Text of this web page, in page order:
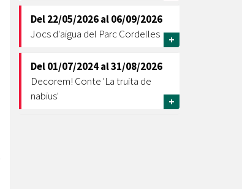
Del22/05/2026al06/09/2026
Jocs d'aigua del Parc Cordelles
+
Del01/07/2024al31/08/2026
Decorem! Conte 'La truita de
nabius'
+